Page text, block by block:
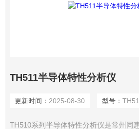
TH511半导体特性分析仪
更新时间： 2025-08-30 型号：
TH510系列半导体特性分析仪是常州同